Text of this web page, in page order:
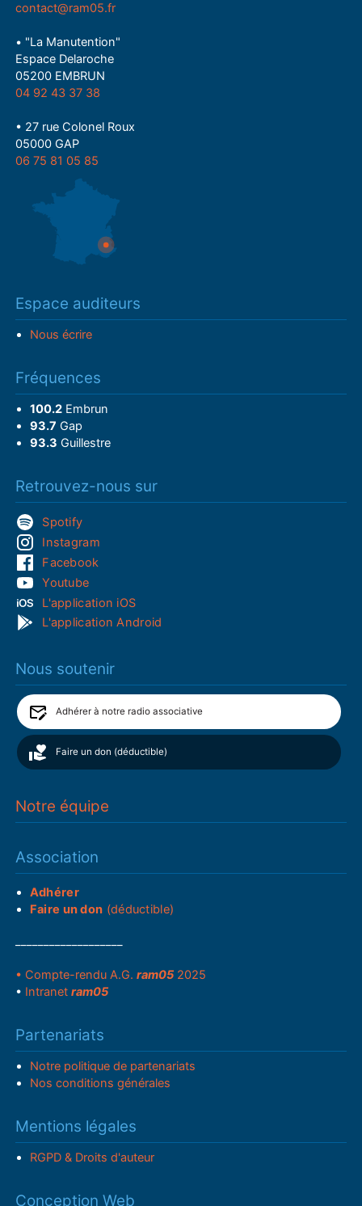
contact@ram05.fr
• "La Manutention"
Espace Delaroche
05200 EMBRUN
04 92 43 37 38
• 27 rue Colonel Roux
05000 GAP
06 75 81 05 85
Espace auditeurs
Nous écrire
Fréquences
100.2Embrun
93.7 Gap
93.3 Guillestre
Retrouvez-nous sur
Spotify
Instagram
Facebook
Youtube
L'application iOS
L'application Android
Nous soutenir
Adhérer à notre radio associative
Faire un don (déductible)
Notre équipe
Association
Adhérer
Faire un don (déductible)
• Compte-rendu A.G.ram05 2025
• Intranetram05
Partenariats
Notre politique de partenariats
Nos conditions générales
Mentions légales
RGPD & Droits d'auteur
Conception Web